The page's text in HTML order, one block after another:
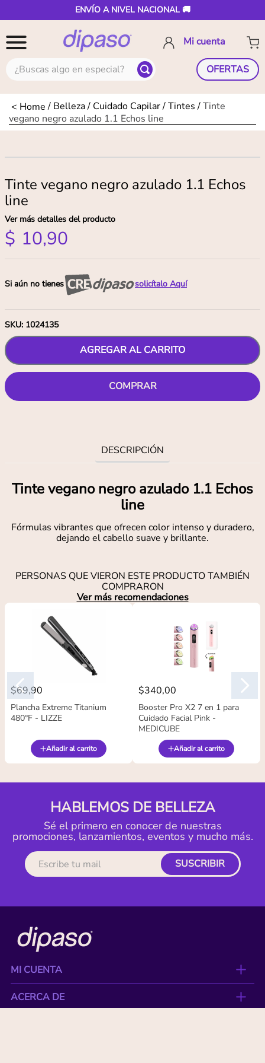
ENVÍO A NIVEL NACIONAL 🚚
¿Buscas algo en especial? OFERTAS
Belleza Cuidado Capilar Tintes
Tinte
vegano negro azulado 1.1 Echos line
Tinte vegano negro azulado 1.1 Echos
line
Ver más detalles del producto
$ 10,90
Si aún no tienes solicítalo Aquí
SKU: 1024135
AGREGAR AL CARRITO
COMPRAR
DESCRIPCIÓN
Tinte vegano negro azulado 1.1 Echos
line
Fórmulas vibrantes que ofrecen color intenso y duradero,
dejando el cabello suave y brillante.
PERSONAS QUE VIERON ESTE PRODUCTO TAMBIÉN
COMPRARON
Ver más recomendaciones
$69,90
Plancha Extreme Titanium
480°F - LIZZE
Añadir al carrito
$340,00
Booster Pro X2 7 en 1 para
Cuidado Facial Pink -
MEDICUBE
Añadir al carrito
HABLEMOS DE BELLEZA
Sé el primero en conocer de nuestras
promociones, lanzamientos, eventos y mucho más.
SUSCRIBIR
MI CUENTA
ACERCA DE